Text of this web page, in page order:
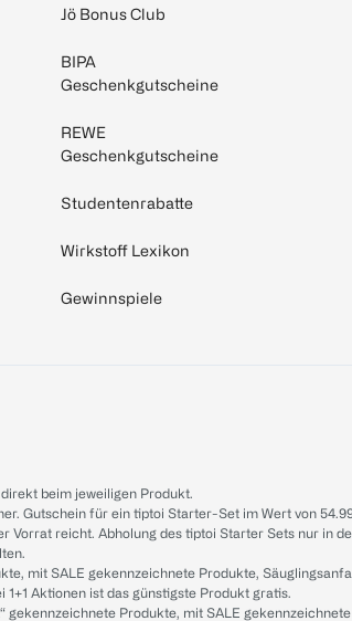
Jö Bonus Club
BIPA
Geschenkgutscheine
REWE
Geschenkgutscheine
Studentenrabatte
Wirkstoff Lexikon
Gewinnspiele
beim jeweiligen Produkt.
Gutschein für ein tiptoi Starter-Set im Wert von
Vorrat reicht. Abholung des tiptoi Starter Sets nur
mit SALE gekennzeichnete Produkte,
Aktionen ist das günstigste Produkt gratis.
gekennzeichnete Produkte, mit SALE